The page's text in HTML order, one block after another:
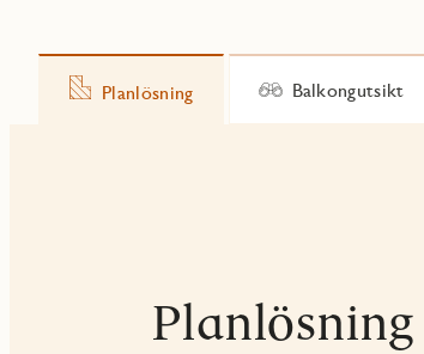
Planlösning Balkongutsikt
Planlösning